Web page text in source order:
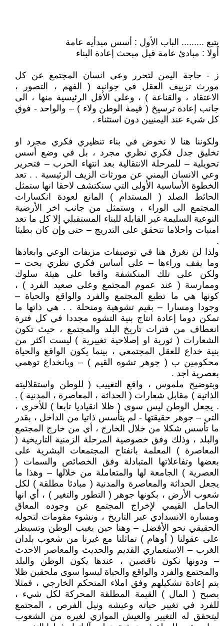
يتبع ......... الباب الأول : أسس مبدأيه عامة
أولا : مبادئ عامة قبل مبحث إعادة البناء
ز - حاجة اليمن لتحرر وعي انسان المجتمع عن كل
مورث تزييف العقل في جوانبه ( الفهم ، التصور ،
الاعتقاد ، والقناعة ) ، وعلى الأقل الرئيسية منها ، الى
جانب إعادة ترسيخ ( قيمة الوطن ولاء ) – والواحد - فوق
كل شيء عند اليمنيين دون استثناء .
ولكوننا هنا لا نخوض في بناء تنظيري فكري مجرد او
تخليق جدل فكري نظري مجرد ، بل في وضع أسس
تحويلية – للمرحلة الانتقالية بعد انتهاء الحرب – فتحرير
وعي الانسان اليمني عن مورثات الزيف الرئيسية . . تعد
الخطوة الأساسية الأولى التي سنكتشف لاحقا انها ستمثل
الحائط الصلد ( المستدام ) المانع لعودة انكسارات
المجتمع الى الوراء ، وستمثل من جانب اخر الأرضية
النوعية السليمة غير القابلة للبناء المستقبلي إلا كل ما تعد
امنيات واحلاما تتحقق على التدريج – حتى وإن كان بطيئا
.
ولذا لن نغرق هنا في توصيفات مزيفات الوعي وابعادها
وما يقف وراءها – على أساس فكري نظري بحت –
ولكن على تلك المنكشفة واقعا على هيئة سلوك
وممارسة ( عند عموم المجتمع وعلى صعيد الفرد ) ،
كونها هي ما تطبع المجتمع والفرد والواقع والحياة –
وجودا ومسارا – بقيم تشوهية ومنحلة . . هي ذاتها ما
تمكن دوما إعادة انتاج بنية التشوه مجددا في كل فترة
انعطاف من فترات تاريخ البلد والمجتمع ، حيث تكون
الشعارات ( ثورية او إصلاحية تغييرية ) ليست اكثر من
بنية خداع للعقل المجتمعي ، بينما يكون الواقع والحياة
محكومين ب ( جوهر تشوه القيم ) – وبانخداع توهمي
بعصرية اجد .
وبتوضيح ملموس ، واقع التغييب ( للوطن واستقلاليته
الذاتية ) مقابل شعارات ( الحداثة ، المعاصرة ، المدنية ) .
. يجعل الوطن ليس سوى ( ظلا انقياديا تابعا ) للأخرى ،
التي – جوهر حقيقتها - لم يتأسس ذاتيا من الداخل ، بقدر
ما تأسس شكلا من خلال الخارج ، أي من خارج المجتمع
والبلد ، وذلك وفق خصوصية المرحلة الزمنية التاريخية (
المعاصرة ) المعلمة بانفتاح المجتمعات البشرية على
بعضها وتفاعلاتها المتبادلة وفق الخصائص والسمات (
العصرية ) الجامعة لها والمتعاملة من خلالها – وهذا ما
يجعل الحداثة والمعاصرة والمدنية ( مبادئا مطلقة ) لكل
شعوب الأرض ، بكونها جوهر ( التطور والتغير ) ، أي انها
الحامل القيمي لإخراج المجتمع عن وجوده المعاق
ومساره الانسدادي عبر التاريخ ، ونشوء مقومات لتحوله
الحقيقي نحو الأفضل – وهنا حين يغيب الوطن وتسيطر
على عقولنا ( أوهام ) تماثلنا مع غيرنا من شعوب بلدان
الغرب – الاستعماري القديم والحديث والمعاصر الاحدث
– ودونها نكون ناقصين ، عندها يكون الوطن والبلد
والمجتمع والفرد والواقع والحياة ليسوا سوى ملحقين ظلا
يتم إعادة تشكيلهم وفق املاء المتحكم الخارجي ، فمثلا
يصبح ( المال ) القيمة المطلقة المحركة لكل شيء ،
للفرد في تغيير حياته وعيشه ونيل الفرص ، المجتمع
ليتحقق له التغيير والعيش الموازي لغيره من الشعوب